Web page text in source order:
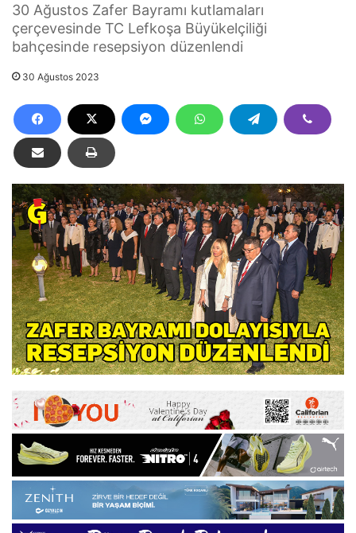
30 Ağustos Zafer Bayramı kutlamaları
çerçevesinde TC Lefkoşa Büyükelçiliği
bahçesinde resepsiyon düzenlendi
30 Ağustos 2023